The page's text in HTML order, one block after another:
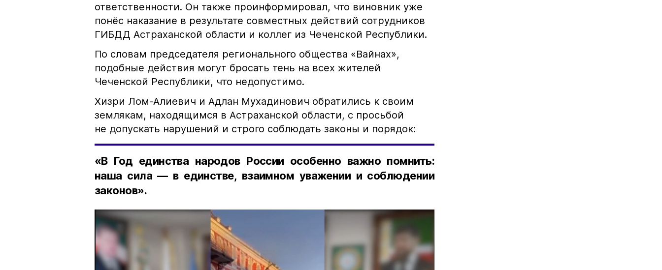
ответственности. Он также проинформировал, что виновник уже
понёс наказание в результате совместных действий сотрудников
ГИБДД Астраханской области и коллег из Чеченской Республики.
По словам председателя регионального общества «Вайнах»,
подобные действия могут бросать тень на всех жителей
Чеченской Республики, что недопустимо.
Хизри Лом-Алиевич и Адлан Мухадинович обратились к своим
землякам, находящимся в Астраханской области, с просьбой
не допускать нарушений и строго соблюдать законы и порядок:
«В Год единства народов России особенно важно помнить:
наша сила — в единстве, взаимном уважении и соблюдении
законов».